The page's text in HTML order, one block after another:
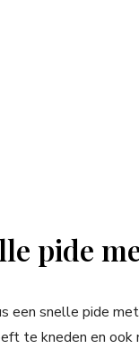
pide
een snelle pide
te kneden en